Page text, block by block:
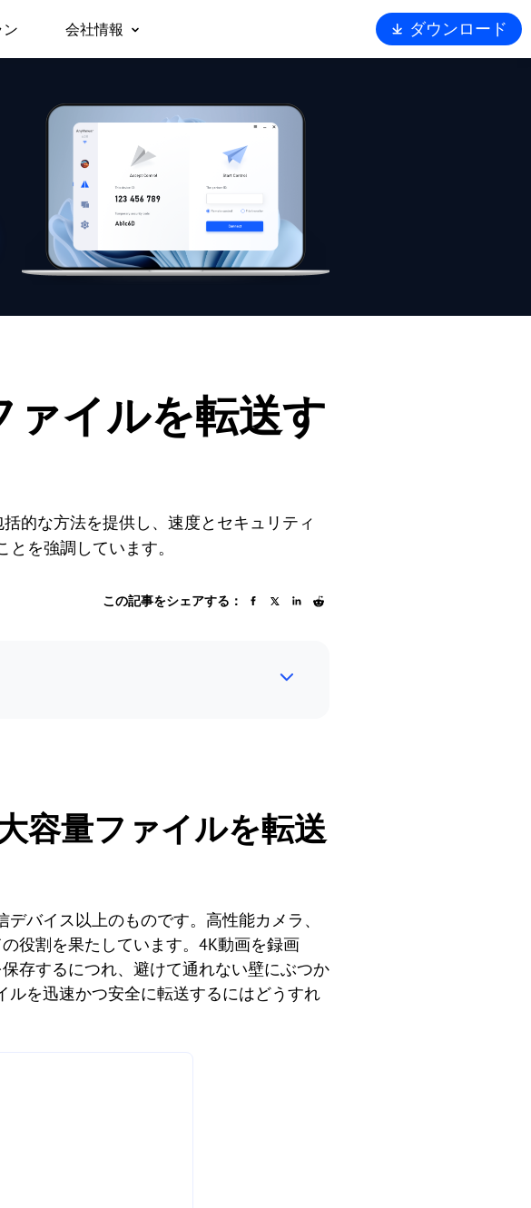
応デバイス
デバイスにアクセス
スに画面を共有
ルを高速転送
ド
にまとめて管理
ザー管理を効率化
会社情報
サポート
セキュリティ
AnyViewerを選ぶ理由
ダウンロード
ァイルを転送す
的な方法を提供し、速度とセキュリティ
を強調しています。
この記事をシェアする：
容量ファイルを転送
バイス以上のものです。高性能カメラ、
役割を果たしています。4K動画を録画
存するにつれ、避けて通れない壁にぶつか
ルを迅速かつ安全に転送するにはどうすれ